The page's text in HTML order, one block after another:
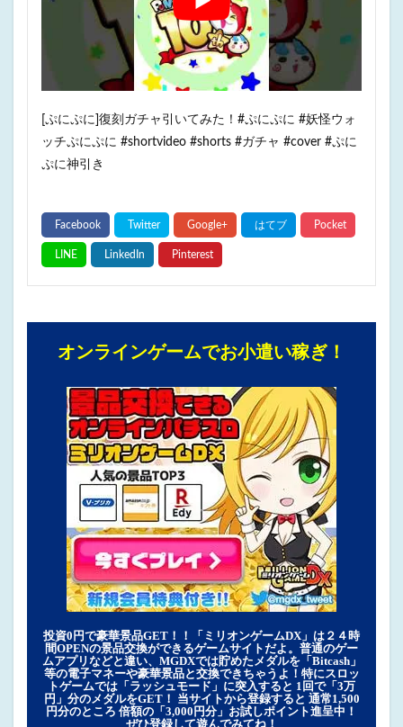
[ぷにぷに]復刻ガチャ引いてみた！#ぷにぷに #妖怪ウォ
ッチぷにぷに #shortvideo #shorts #ガチャ #cover #ぷに
ぷに神引き
オンラインゲームでお小遣い稼ぎ！
投資0円で豪華景品GET！！「ミリオンゲームDX」は２４時
間OPENの景品交換ができるゲームサイトだよ。普通のゲー
ムアプリなどと違い、MGDXでは貯めたメダルを「Bitcash」
等の電子マネーや豪華景品と交換できちゃうよ！特にスロッ
トゲームでは「ラッシュモード」に突入すると 1回で「3万
円」分のメダルをGET！ 当サイトから登録すると 通常1,500
円分のところ 倍額の「3,000円分」お試しポイント進呈中！
ぜひ登録して遊んでみてね！